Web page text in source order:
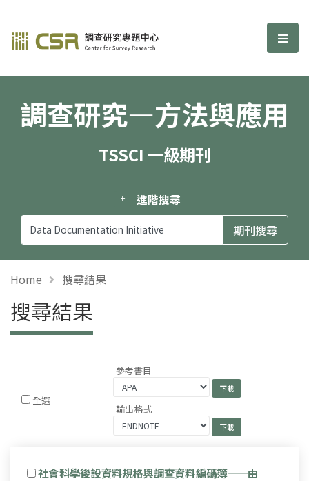
調查研究—方法與應用期刊 選
調查研究—方法與應用
TSSCI 一級期刊
進階搜尋
Home 搜尋結果
搜尋結果
全選
參考書目
輸出格式
社會科學後設資料規格與調查資料編碼簿——由